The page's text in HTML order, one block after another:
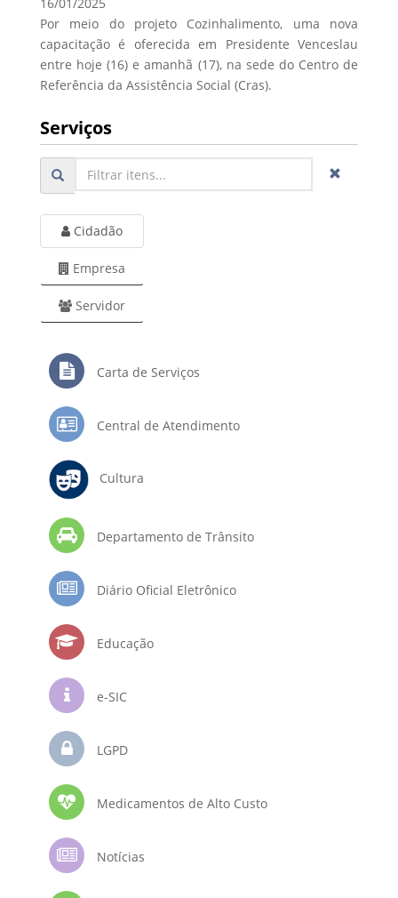
Por meio do projeto Cozinhalimento, uma nova
capacitação é oferecida em Presidente Venceslau
entre hoje (16) e amanhã (17), na sede do Centro de
Referência da Assistência Social (Cras).
Serviços
Cidadão
Empresa
Servidor
Carta de Serviços
Central de Atendimento
Cultura
Departamento de Trânsito
Diário Oficial Eletrônico
Educação
e-SIC
LGPD
Medicamentos de Alto Custo
Notícias